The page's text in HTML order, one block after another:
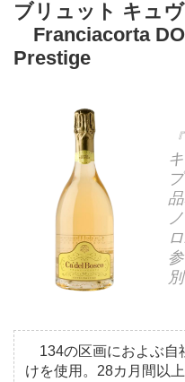
ブリュット キュ
Franciacorta
Prestige
別
134の区画におよぶ自
けを使用。28カ月間以